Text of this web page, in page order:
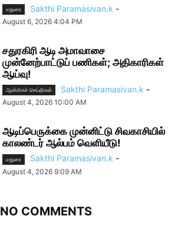
மதுரை Sakthi Paramasivan.k -
August 6, 2026 4:04 PM
சதுரகிரி ஆடி அமாவாசை
முன்னேற்பாட்டுப் பணிகள்; அதிகாரிகள்
ஆய்வு!
ஆன்மிகச் செய்திகள் Sakthi Paramasivan.k -
August 4, 2026 10:00 AM
ஆடிப்பெருக்கை முன்னிட்டு சிவகாசியில்
காலண்டர் ஆல்பம் வெளியீடு!
மதுரை Sakthi Paramasivan.k -
August 4, 2026 9:09 AM
NO COMMENTS